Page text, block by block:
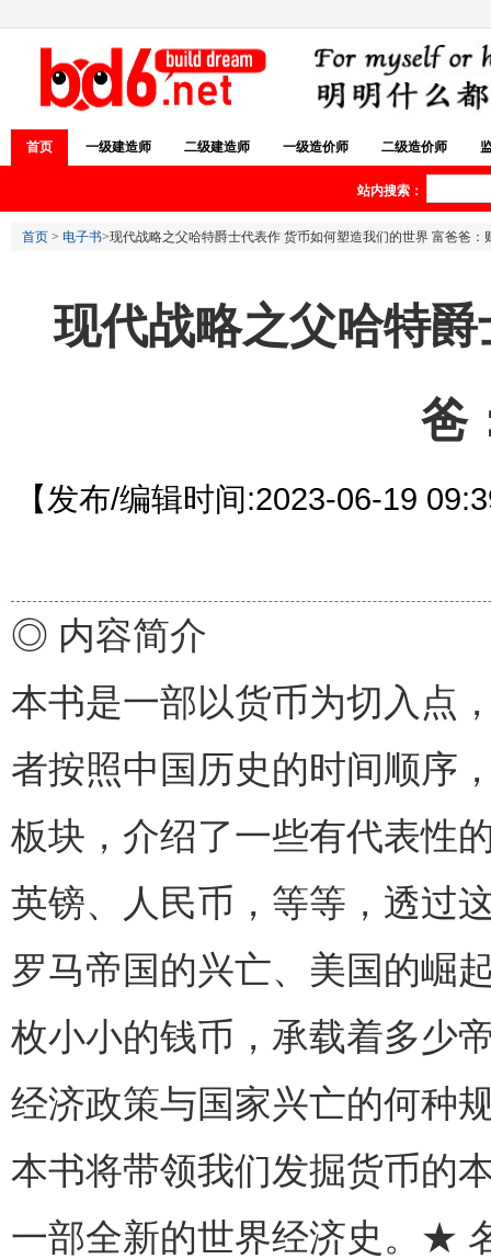
首页 一级建造师 二级建造师 一级造价师 二级造价师
站内搜索：
首页 > 电子书>现代战略之父哈特爵士代表作 货币如何塑造我们的世界 富爸爸：
现代战略之父哈特
爸
【发布/编辑时间:2023-06-19
◎ 内容简介
本书是一部以货币为切入点
者按照中国历史的时间顺序
板块，介绍了一些有代表性
英镑、人民币，等等，透过
罗马帝国的兴亡、美国的崛
枚小小的钱币，承载着多少
经济政策与国家兴亡的何种
本书将带领我们发掘货币的
一部全新的世界经济史。★